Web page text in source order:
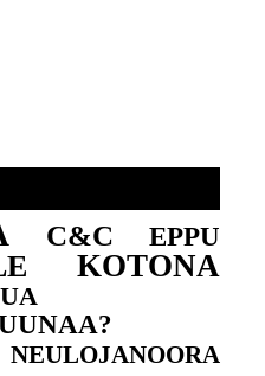
C&C EPPU
KOTONA
NEULOJANOORA